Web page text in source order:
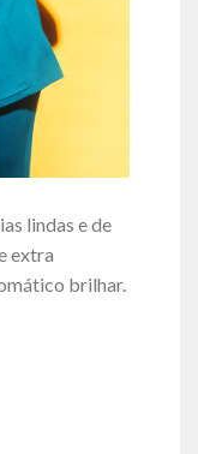
lindas e de
extra
brilhar.